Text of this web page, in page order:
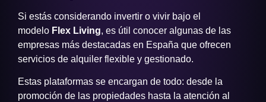
Si estás considerando invertir o vivir bajo el
modelo Flex Living, es útil conocer algunas de las
empresas más destacadas en España que ofrecen
servicios de alquiler flexible y gestionado.
Estas plataformas se encargan de todo: desde la
promoción de las propiedades hasta la atención al